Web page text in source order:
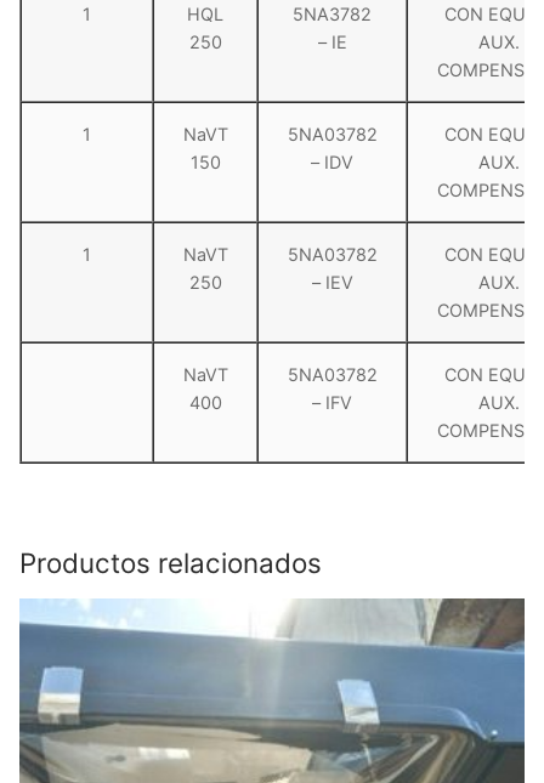
1
HQL
250
5NA3782
– IE
CON
AUX.
1
NaVT
150
5NA03782
– IDV
CON
AUX.
1
NaVT
250
5NA03782
– IEV
CON
AUX.
NaVT
400
5NA03782
– IFV
CON
AUX.
Productos relacionados